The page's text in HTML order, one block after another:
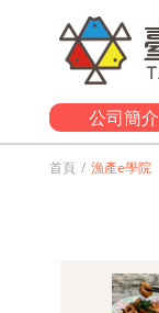
公司簡介
首頁 漁產e學院